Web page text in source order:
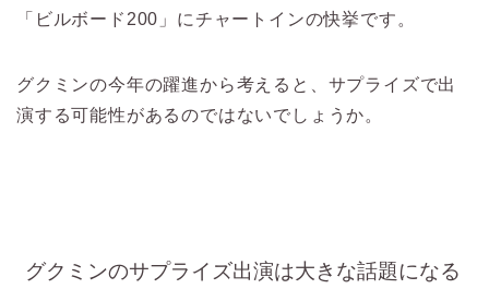
「ビルボード200」にチャートインの快挙です。
グクミンの今年の躍進から考えると、サプライズで出
演する可能性があるのではないでしょうか。
グクミンのサプライズ出演は大きな話題になる